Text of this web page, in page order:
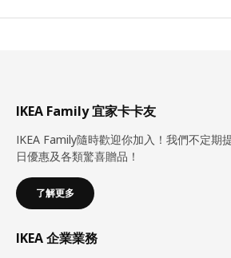
IKEA Family 宜家卡卡友
IKEA Family隨時歡迎你加入！我們不定期
日優惠及各類驚喜贈品！
了解更多
IKEA 企業業務